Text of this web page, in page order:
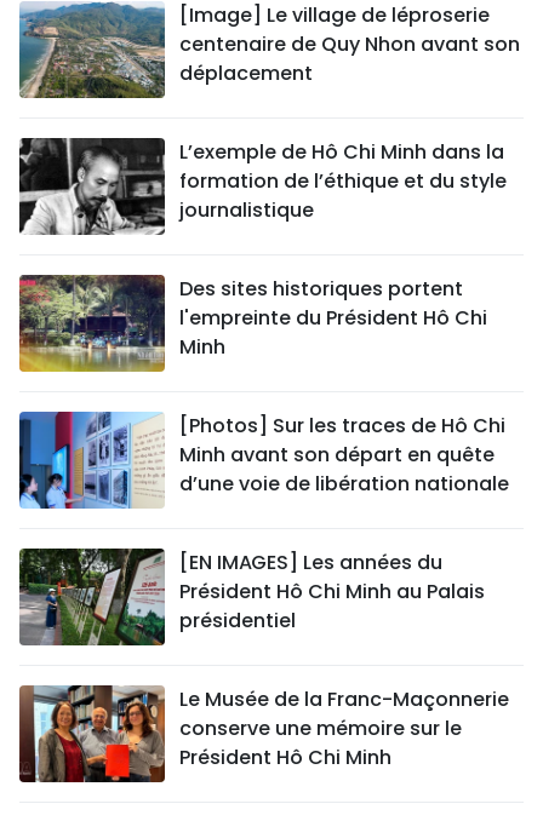
[Image] Le village de léproserie
centenaire de Quy Nhon avant son
déplacement
L’exemple de Hô Chi Minh dans la
formation de l’éthique et du style
journalistique
Des sites historiques portent
l'empreinte du Président Hô Chi
Minh
[Photos] Sur les traces de Hô Chi
Minh avant son départ en quête
d’une voie de libération nationale
[EN IMAGES] Les années du
Président Hô Chi Minh au Palais
présidentiel
Le Musée de la Franc-Maçonnerie
conserve une mémoire sur le
Président Hô Chi Minh